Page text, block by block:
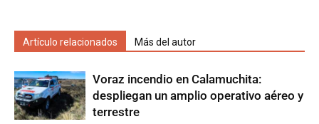
Artículo relacionados Más del autor
Voraz incendio en Calamuchita:
despliegan un amplio operativo aéreo y
terrestre